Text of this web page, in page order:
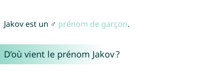
Jakov est un ♂ prénom de garçon.
D’où vient le prénom Jakov ?